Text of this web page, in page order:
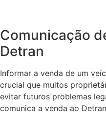
Comunicação
Detran
Informar a venda de um
crucial que muitos
evitar futuros problemas
comunica a venda ao